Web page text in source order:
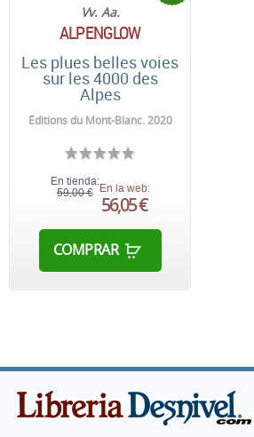
Vv. Aa.
ALPENGLOW
Les plues belles voies
sur les 4000 des
Alpes
Éditions du Mont-Blanc. 2020
En tienda:
59,00 € En la web:
56,05 €
COMPRAR